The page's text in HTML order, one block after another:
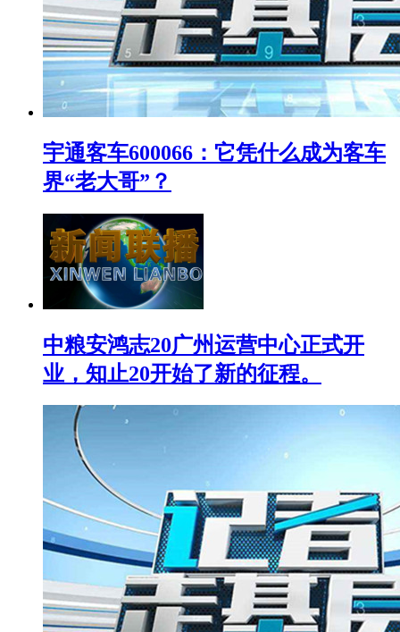
宇通客车600066：它凭什么成为客车
界“老大哥”？
中粮安鸿志20广州运营中心正式开
业，知止20开始了新的征程。